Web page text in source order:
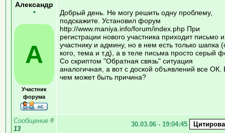
Александр
•
А
Участник
форума
Добрый день. Не могу решить одну проблему,
подскажите. Установил форум
http://www.maniya.info/forum/index.php При
регистрации нового участника приходит письмо и
участнику и админу, но в нем есть только шапка
кого, тема и т.д), а в теле письма просто серый
Со скриптом "Обратная связь" ситуация
аналогичная, а вот с доской объявлений все ОК.
чем может быть причина?
Сообщение #
13
30.03.06 - 19:04:45